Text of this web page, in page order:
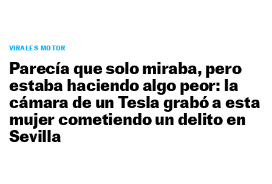
PODCAST
MOTOS
TECNOLOGÍA
SUPERCOCHES
PREMIOS
SERVICIOS
VIRALES MOTOR
Parecía que solo miraba, pero
estaba haciendo algo peor: la
cámara de un Tesla grabó a esta
mujer cometiendo un delito en
Sevilla